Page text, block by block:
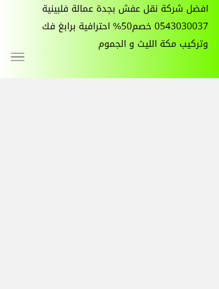
افضل شركة نقل عفش بجدة عمالة فلبينية
0543030037 خصم50% احترافية برابغ فك
وتركيب مكة الليث و الجموم